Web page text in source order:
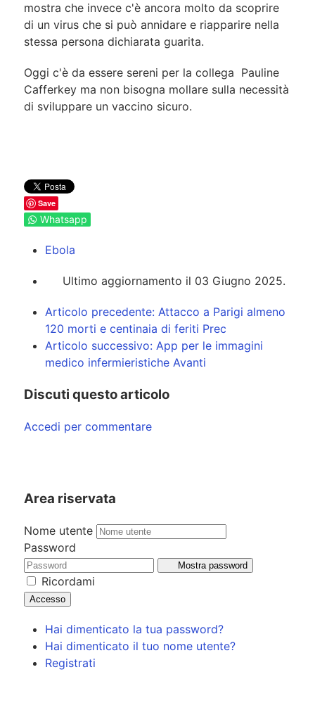
mostra che invece c'è ancora molto da scoprire
di un virus che si può annidare e riapparire nella
stessa persona dichiarata guarita.
Oggi c'è da essere sereni per la collega Pauline
Cafferkey ma non bisogna mollare sulla necessità
di sviluppare un vaccino sicuro.
Save
Whatsapp
Ebola
Ultimo aggiornamento il 03 Giugno 2025.
Articolo precedente: Attacco a Parigi almeno
120 morti e centinaia di feriti Prec
Articolo successivo: App per le immagini
medico infermieristiche Avanti
Discuti questo articolo
Accedi per commentare
Area riservata
Nome utente
Password
Mostra password
Ricordami
Accesso
Hai dimenticato la tua password?
Hai dimenticato il tuo nome utente?
Registrati